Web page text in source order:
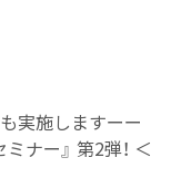
実施しますーー
ナー』 第2弾！ ＜